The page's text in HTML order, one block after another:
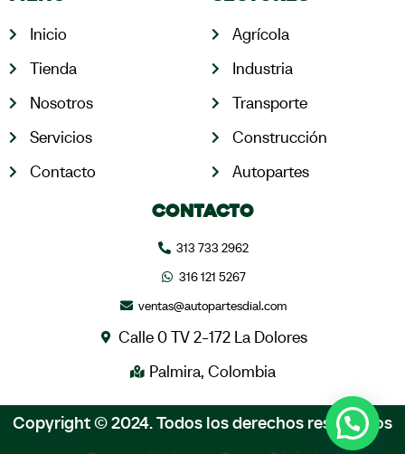
Inicio
Tienda
Nosotros
Servicios
Contacto
Agrícola
Industria
Transporte
Construcción
Autopartes
Contacto
313 733 2962
316 121 5267
ventas@autopartesdial.com
Calle 0 TV 2-172 La Dolores
Palmira, Colombia
Copyright © 2024. Todos los derechos reservados